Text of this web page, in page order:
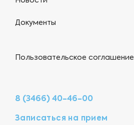
Документы
Пользовательское соглашение
8 (3466) 40-46-00
Записаться на прием